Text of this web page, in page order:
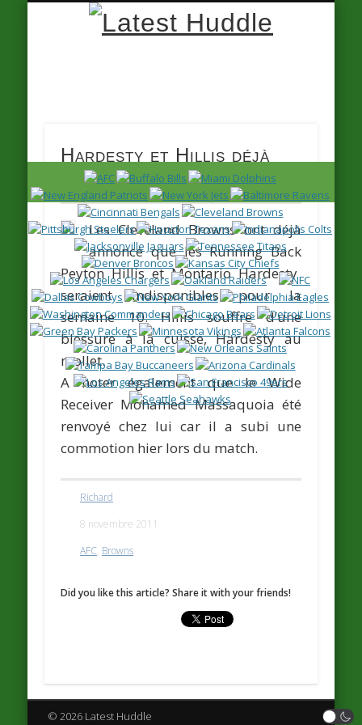
Hardesty et Hillis déjà
out
Les Cleveland Browns ont déjà
annoncé que les Running Back
Peyton HillisetMontario Hardesty
seraient indisponibles pour la
semaine 10. Hillis souffre d’une
blessure à la cuisse, Hardesty au
mollet.
A noter également que le Wide
Receiver Mohamed Massaquoia été
renvoyé chez lui car il a subi une
commotion hier lors du match.
Richard
8 novembre 2011
AFC, Browns
Did you like this article? Share it with your friends!
© 2026 Latest Huddle